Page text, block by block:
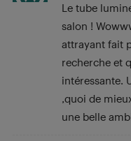
Le tube
salon !
attrayant fait
recherche et
intéressante.
,quoi de
une belle